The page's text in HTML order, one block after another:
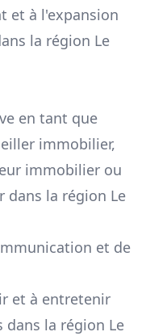
et à l'expansion
la région Le
en tant que
immobilier,
immobilier ou
dans la région Le
et de
et à entretenir
dans la région Le